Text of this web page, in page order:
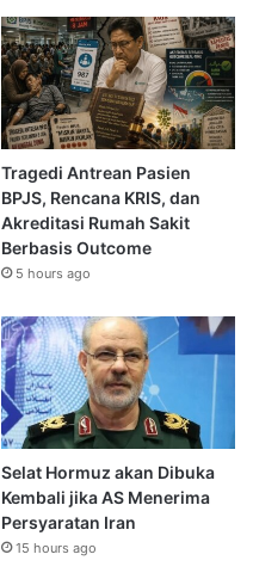
Tragedi Antrean Pasien
BPJS, Rencana KRIS, dan
Akreditasi Rumah Sakit
Berbasis Outcome
5 hours ago
Selat Hormuz akan Dibuka
Kembali jika AS Menerima
Persyaratan Iran
15 hours ago